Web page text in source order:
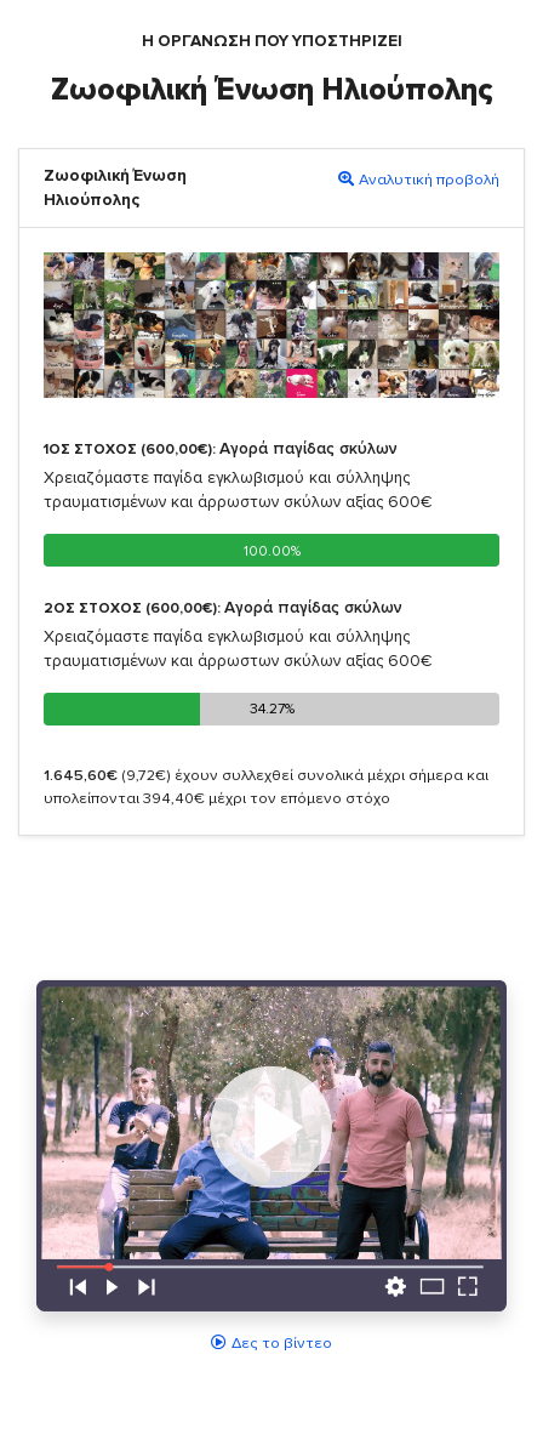
Η ΟΡΓΆΝΩΣΗ ΠΟΥ ΥΠΟΣΤΗΡΙΖΕΙ
Ζωοφιλική Ένωση Ηλιούπολης
Ζωοφιλική Ένωση
Ηλιούπολης
Αναλυτική προβολή
1ΟΣ ΣΤΟΧΟΣ (600,00€): Αγορά παγίδας σκύλων
Χρειαζόμαστε παγίδα εγκλωβισμού και σύλληψης
τραυματισμένων και άρρωστων σκύλων αξίας 600€
100.00%
100.00%
2ΟΣ ΣΤΟΧΟΣ (600,00€): Αγορά παγίδας σκύλων
Χρειαζόμαστε παγίδα εγκλωβισμού και σύλληψης
τραυματισμένων και άρρωστων σκύλων αξίας 600€
34.27%
34.27%
1.645,60€ (9,72€) έχουν συλλεχθεί συνολικά μέχρι σήμερα και
υπολείπονται 394,40€ μέχρι τον επόμενο στόχο
Δες το βίντεο